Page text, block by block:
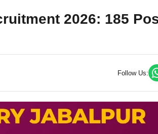
2026: 185
Follow Us: